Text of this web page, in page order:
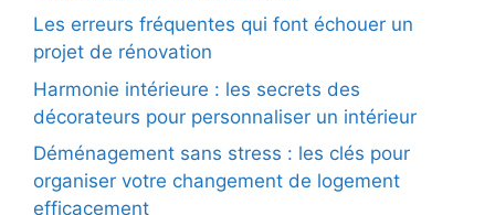
Les erreurs fréquentes qui font échouer un
projet de rénovation
Harmonie intérieure : les secrets des
décorateurs pour personnaliser un intérieur
Déménagement sans stress : les clés pour
organiser votre changement de logement
efficacement